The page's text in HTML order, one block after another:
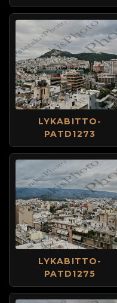
LYKABITTO-
PATD1273
LYKABITTO-
PATD1275